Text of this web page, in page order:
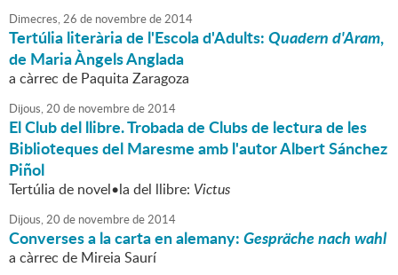
Dimecres,26 de novembrede2014
Tertúlia literària de l'Escola d'Adults:Quadern d'Aram,
de Maria Àngels Anglada
a càrrec de Paquita Zaragoza
Dijous,20 de novembrede2014
El Club del llibre. Trobada de Clubs de lectura de les
Biblioteques del Maresme amb l'autor Albert Sánchez
Piñol
Tertúlia de novel•la del llibre: Victus
Dijous,20 de novembrede2014
Converses a la carta en alemany:Gespräche nach wahl
a càrrec de Mireia Saurí